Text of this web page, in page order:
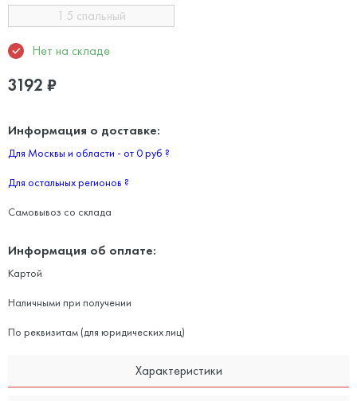
1.5 спальный
Нет на складе
3192 ₽
Информация о доставке:
Для Москвы и области - от 0 руб ?
Для остальных регионов ?
Самовывоз со склада
Информация об оплате:
Картой
Наличными при получении
По реквизитам (для юридических лиц)
Характеристики